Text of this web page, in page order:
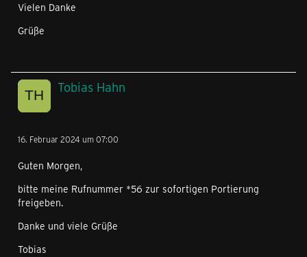
Vielen Danke
Grüße
Tobias Hahn
16. Februar 2024 um 07:00
Guten Morgen,
bitte meine Rufnummer *56 zur sofortigen Portierung
freigeben.
Danke und viele Grüße
Tobias